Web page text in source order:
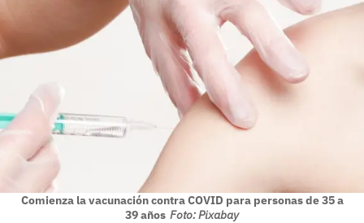
Comienza la vacunación contra COVID para personas de 35 a
39 años Foto: Pixabay